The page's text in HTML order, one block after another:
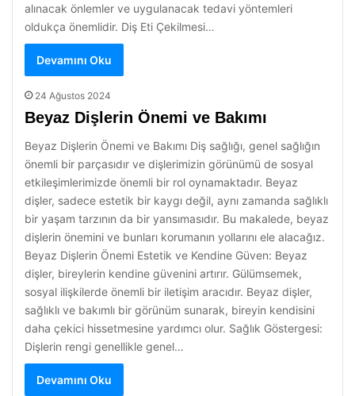
alınacak önlemler ve uygulanacak tedavi yöntemleri
oldukça önemlidir. Diş Eti Çekilmesi…
Devamını Oku
24 Ağustos 2024
Beyaz Dişlerin Önemi ve Bakımı
Beyaz Dişlerin Önemi ve Bakımı Diş sağlığı, genel sağlığın
önemli bir parçasıdır ve dişlerimizin görünümü de sosyal
etkileşimlerimizde önemli bir rol oynamaktadır. Beyaz
dişler, sadece estetik bir kaygı değil, aynı zamanda sağlıklı
bir yaşam tarzının da bir yansımasıdır. Bu makalede, beyaz
dişlerin önemini ve bunları korumanın yollarını ele alacağız.
Beyaz Dişlerin Önemi Estetik ve Kendine Güven: Beyaz
dişler, bireylerin kendine güvenini artırır. Gülümsemek,
sosyal ilişkilerde önemli bir iletişim aracıdır. Beyaz dişler,
sağlıklı ve bakımlı bir görünüm sunarak, bireyin kendisini
daha çekici hissetmesine yardımcı olur. Sağlık Göstergesi:
Dişlerin rengi genellikle genel…
Devamını Oku